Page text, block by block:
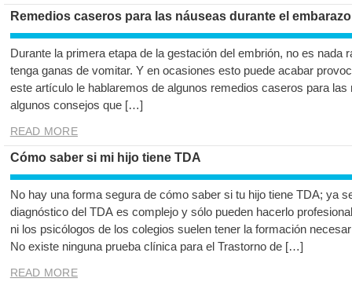
Remedios caseros para las náuseas durante el embarazo
Durante la primera etapa de la gestación del embrión, no es nada
tenga ganas de vomitar. Y en ocasiones esto puede acabar
este artículo le hablaremos de algunos remedios caseros para
algunos consejos que […]
READ MORE
Cómo saber si mi hijo tiene TDA
No hay una forma segura de cómo saber si tu hijo tiene TDA; ya
diagnóstico del TDA es complejo y sólo pueden hacerlo
ni los psicólogos de los colegios suelen tener la formación
No existe ninguna prueba clínica para el Trastorno de […]
READ MORE